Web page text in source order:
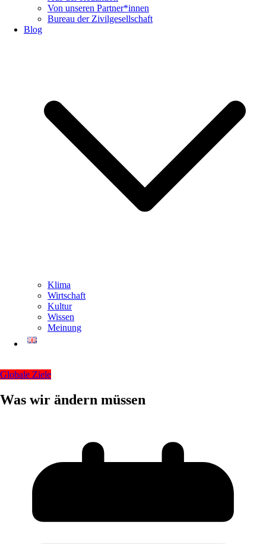
Von unseren Partner*innen
Bureau der Zivilgesellschaft
Blog
Klima
Wirtschaft
Kultur
Wissen
Meinung
Globale Ziele
Was wir ändern müssen